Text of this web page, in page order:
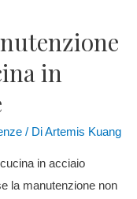
in
/ DiArtemis Kuang
in acciaio
la manutenzione non